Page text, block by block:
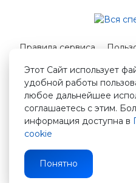
Этот Сайт использует
удобной работы
любое дальнейшее
соглашаетесь с этим.
информация доступна в
cookie
Понятно
Правила сервиса
© 2026 Вся